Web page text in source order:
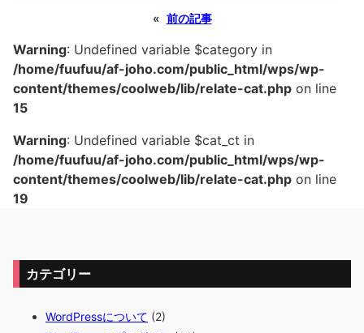
« 前の記事
Warning: Undefined variable $category in
/home/fuufuu/af-joho.com/public_html/wps/wp-
content/themes/coolweb/lib/relate-cat.php on line
15
Warning: Undefined variable $cat_ct in
/home/fuufuu/af-joho.com/public_html/wps/wp-
content/themes/coolweb/lib/relate-cat.php on line
19
カテゴリー
WordPressについて (2)